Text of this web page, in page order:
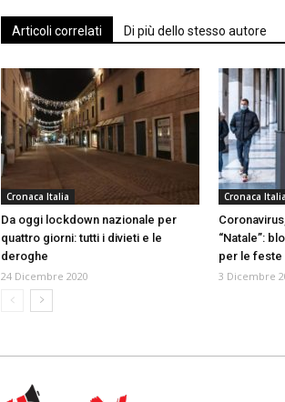
Articoli correlati Di più dello stesso autore
Cronaca Italia
Da oggi lockdown nazionale per
quattro giorni: tutti i divieti e le
deroghe
24 Dicembre 2020
Cronaca Italia
“Natale”:
per le feste
3 Dicembre